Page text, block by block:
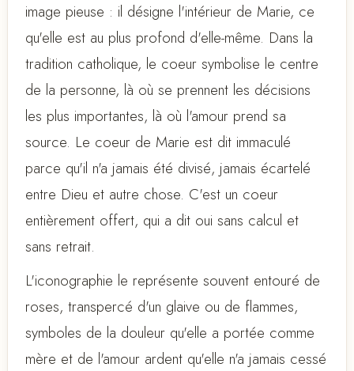
image pieuse : il désigne l'intérieur de Marie, ce
qu'elle est au plus profond d'elle-même. Dans la
tradition catholique, le coeur symbolise le centre
de la personne, là où se prennent les décisions
les plus importantes, là où l'amour prend sa
source. Le coeur de Marie est dit immaculé
parce qu'il n'a jamais été divisé, jamais écartelé
entre Dieu et autre chose. C'est un coeur
entièrement offert, qui a dit oui sans calcul et
sans retrait.
L'iconographie le représente souvent entouré de
roses, transpercé d'un glaive ou de flammes,
symboles de la douleur qu'elle a portée comme
mère et de l'amour ardent qu'elle n'a jamais cessé